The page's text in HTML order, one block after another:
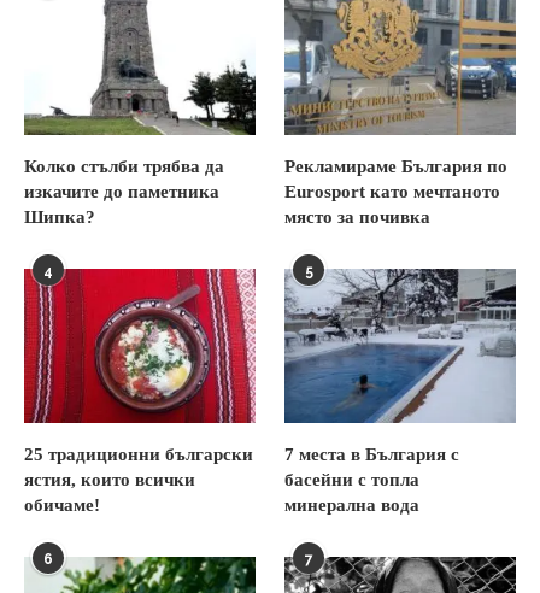
Колко стълби трябва да
изкачите до паметника
Шипка?
Рекламираме България по
Eurosport като мечтаното
място за почивка
4
25 традиционни български
ястия, които всички
обичаме!
5
7 места в България с
басейни с топла
минерална вода
6 7